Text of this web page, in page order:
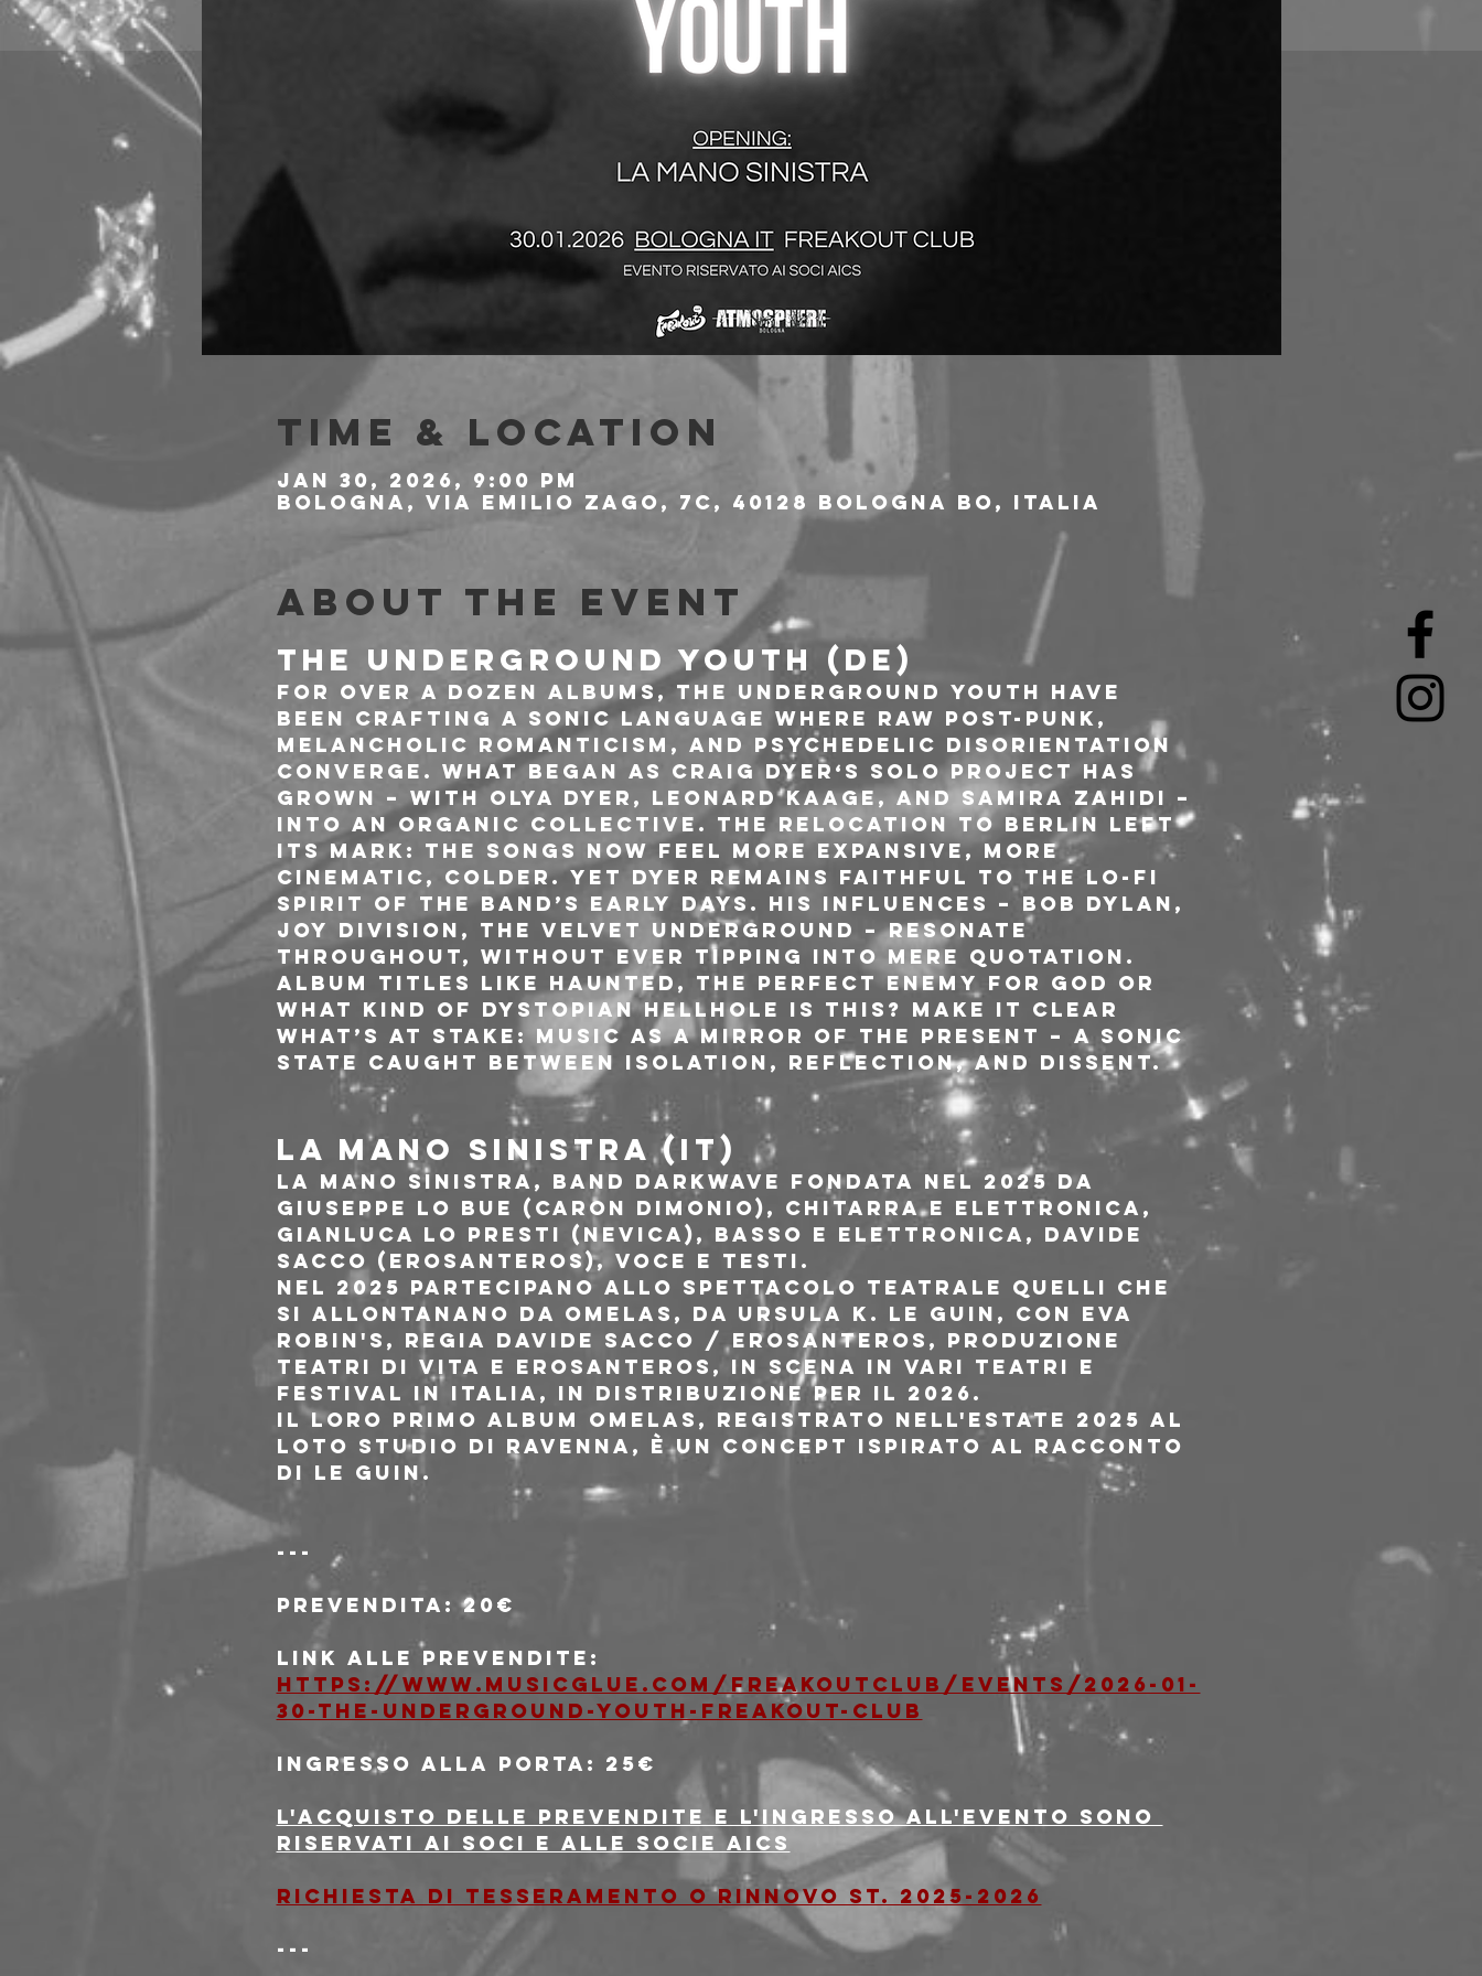
Time & Location
Jan 30, 2026, 9:00 PM
Bologna, Via Emilio Zago, 7c, 40128 Bologna BO, Italia
About the event
THE UNDERGROUND YOUTH (DE)
For over a dozen albums, The Underground Youth have
been crafting a sonic language where raw post-punk,
melancholic romanticism, and psychedelic disorientation
converge. What began as Craig Dyer‘s solo project has
grown – with Olya Dyer, Leonard Kaage, and Samira Zahidi –
into an organic collective. The relocation to Berlin left
its mark: the songs now feel more expansive, more
cinematic, colder. Yet Dyer remains faithful to the lo-fi
spirit of the band’s early days. His influences – Bob Dylan,
Joy Division, The Velvet Underground – resonate
throughout, without ever tipping into mere quotation.
Album titles like Haunted, The Perfect Enemy For God or
What Kind of Dystopian Hellhole Is This? make it clear
what’s at stake: music as a mirror of the present – a sonic
state caught between isolation, reflection, and dissent.
LA MANO SINISTRA (IT)
La Mano Sinistra, band darkwave fondata nel 2025 da
Giuseppe Lo Bue (Caron Dimonio), chitarra e elettronica,
Gianluca Lo Presti (Nevica), basso e elettronica, Davide
Sacco (ErosAntEros), voce e testi.
Nel 2025 partecipano allo spettacolo teatrale Quelli che
si allontanano da Omelas, da Ursula K. Le Guin, con Eva
Robin's, regia Davide Sacco / ErosAntEros, produzione
Teatri di Vita e ErosAntEros, in scena in vari teatri e
festival in Italia, in distribuzione per il 2026.
Il loro primo album Omelas, registrato nell'estate 2025 al
Loto Studio di Ravenna, è un concept ispirato al racconto
di Le Guin.
---
Prevendita : 20€
Link alle prevendite :
https://www.musicglue.com/freakoutclub/events/2026-01-
30-the-underground-youth-freakout-club
Ingresso alla porta : 25€
L'acquisto delle prevendite e l'ingresso all'evento sono
riservati ai soci e alle socie AICS
Richiesta di tesseramento o rinnovo st. 2025-2026
---